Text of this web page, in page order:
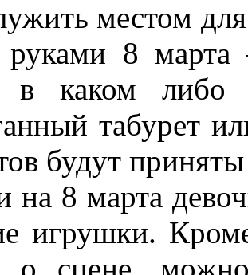
местом
руками 8
в каком либо
табурет
будут
на 8 марта
игрушки.
о сцене,